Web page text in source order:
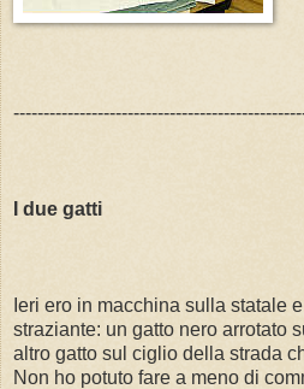
I due gatti
Ieri ero in macchina sulla statale
straziante: un gatto nero arrotato
altro gatto sul ciglio della strada
Non ho potuto fare a meno di